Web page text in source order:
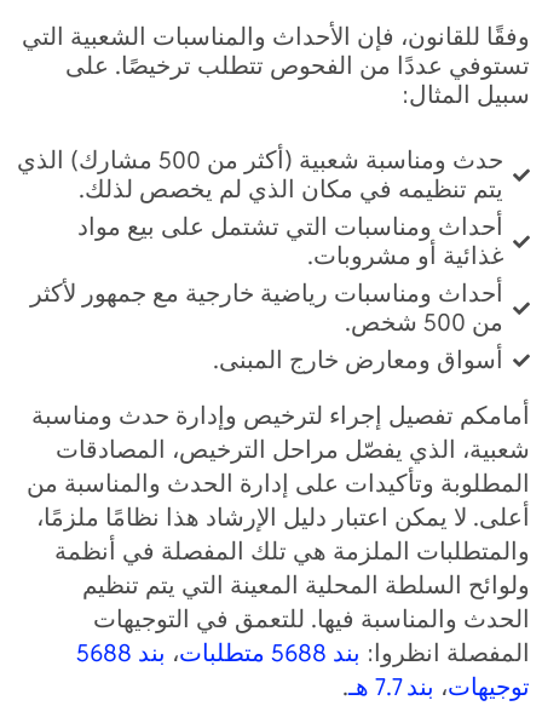
وفقًا للقانون، فإن الأحداث والمناسبات الشعبية التي
تستوفي عددًا من الفحوص تتطلب ترخيصًا. على
سبيل المثال:
حدث ومناسبة شعبية (أكثر من 500 مشارك) الذي
يتم تنظيمه في مكان الذي لم يخصص لذلك.
أحداث ومناسبات التي تشتمل على بيع مواد
غذائية أو مشروبات.
أحداث ومناسبات رياضية خارجية مع جمهور لأكثر
من 500 شخص.
أسواق ومعارض خارج المبنى.
أمامكم تفصيل إجراء لترخيص وإدارة حدث ومناسبة
شعبية، الذي يفصّل مراحل الترخيص، المصادقات
المطلوبة وتأكيدات على إدارة الحدث والمناسبة من
أعلى. لا يمكن اعتبار دليل الإرشاد هذا نظامًا ملزمًا،
والمتطلبات الملزمة هي تلك المفصلة في أنظمة
ولوائح السلطة المحلية المعينة التي يتم تنظيم
الحدث والمناسبة فيها. للتعمق في التوجيهات
المفصلة انظروا: بند متطلبات، بند
توجيهات، بند7.7 هـ.